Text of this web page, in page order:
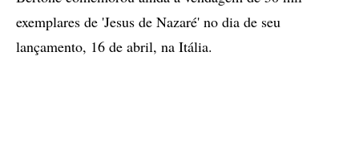
exemplares de 'Jesus de Nazaré' no dia de seu
lançamento, 16 de abril, na Itália.